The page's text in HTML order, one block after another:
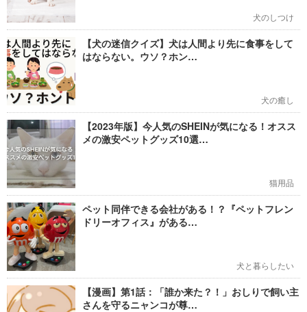
犬のしつけ
【犬の迷信クイズ】犬は人間より先に食事をして
はならない。ウソ？ホン…
犬の癒し
【2023年版】今人気のSHEINが気になる！オスス
メの激安ペットグッズ10選…
猫用品
ペット同伴できる会社がある！？『ペットフレン
ドリーオフィス』がある…
犬と暮らしたい
【漫画】第1話：「誰か来た？！」おしりで飼い主
さんを守るニャンコが尊…